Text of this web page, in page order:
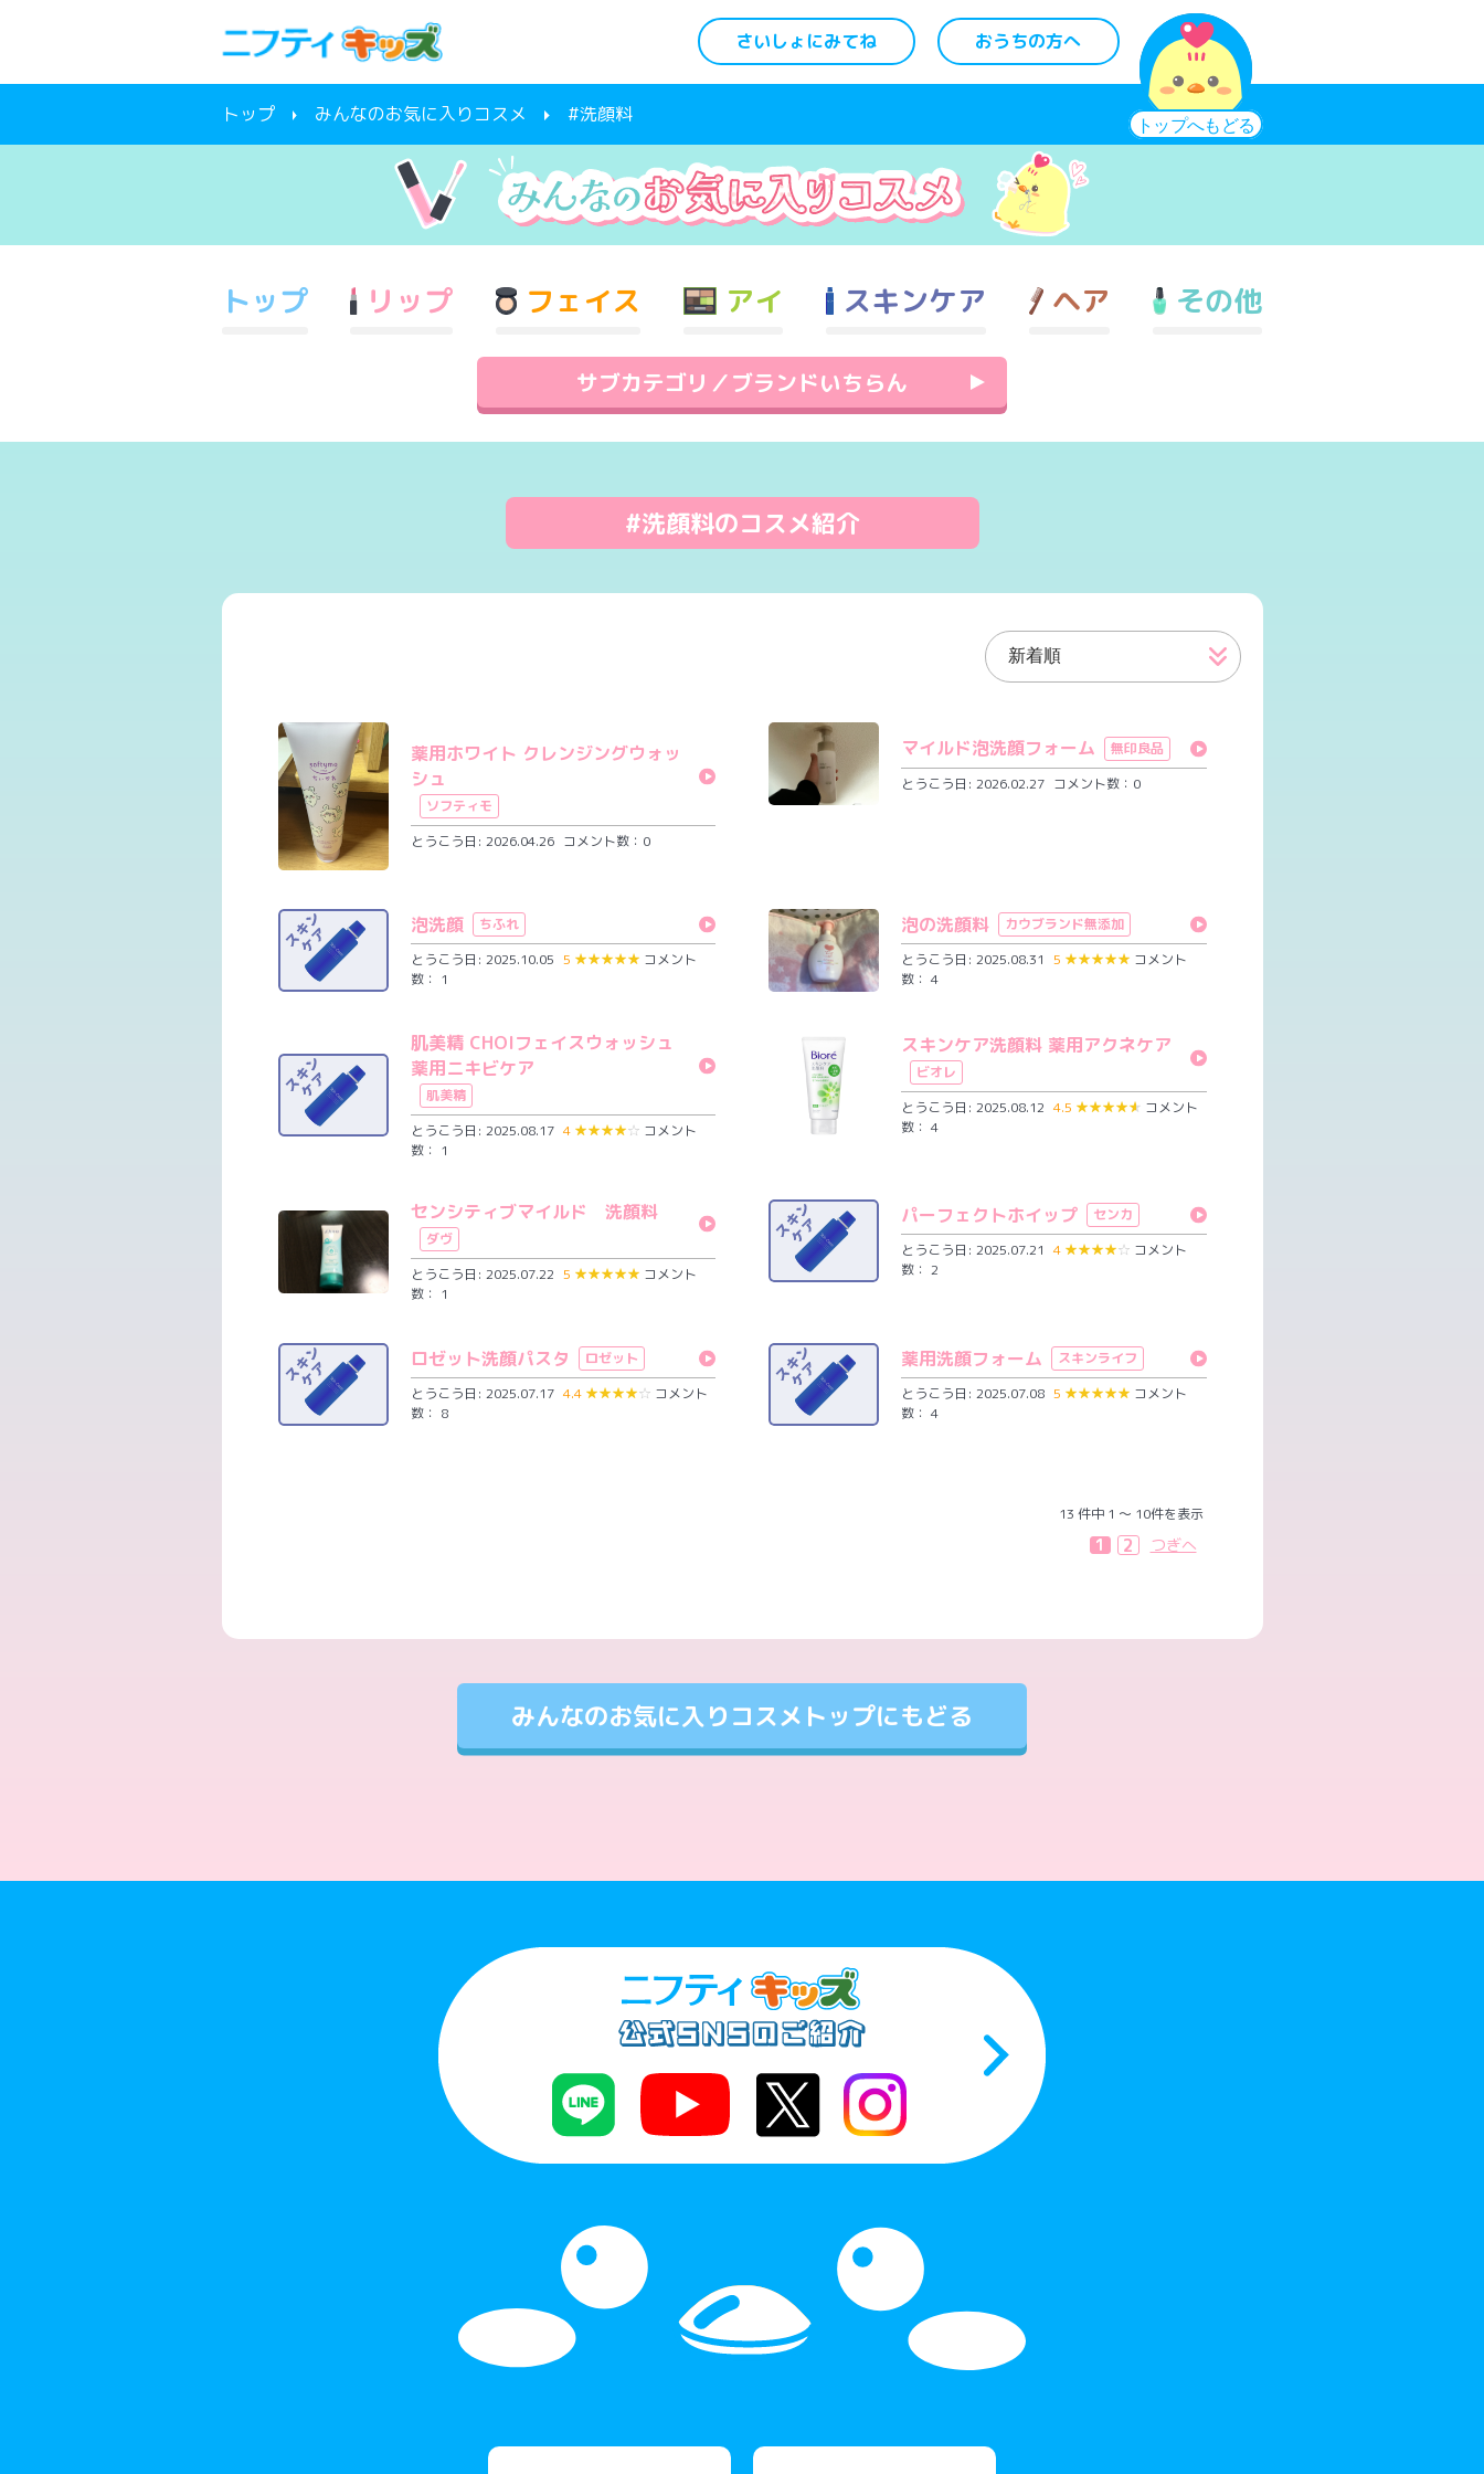
さいしょにみてね おうちの方へ
トップ みんなのお気に入りコスメ #洗顔料
トップ リップ フェイス アイ スキンケア ヘア その他
サブカテゴリ／ブランドいちらん
#洗顔料のコスメ紹介
薬用ホワイト クレンジングウォッ
シュ
ソフティモ
とうこう日: 2026.04.26 コメント数：0
マイルド泡洗顔フォーム
無印良品
とうこう日: 2026.02.27 コメント数：0
泡洗顔
ちふれ
とうこう日: 2025.10.05 5 ★★★★★ コメント
数： 1
泡の洗顔料
カウブランド無添加
とうこう日: 2025.08.31 5 ★★★★★ コメント
数： 4
肌美精 CHOIフェイスウォッシュ
薬用ニキビケア
肌美精
とうこう日: 2025.08.17 4 ★★★★☆ コメント
数： 1
スキンケア洗顔料 薬用アクネケア
ビオレ
とうこう日: 2025.08.12 4.5 ★★★★★ コメント
数： 4
センシティブマイルド 洗顔料
ダヴ
とうこう日: 2025.07.22 5 ★★★★★ コメント
数： 1
パーフェクトホイップ
センカ
とうこう日: 2025.07.21 4 ★★★★☆ コメント
数： 2
ロゼット洗顔パスタ
ロゼット
とうこう日: 2025.07.17 4.4 ★★★★☆ コメント
数： 8
薬用洗顔フォーム
スキンライフ
とうこう日: 2025.07.08 5 ★★★★★ コメント
数： 4
13 件中 1 ～ 10件を表示
1 2 つぎへ
みんなのお気に入りコスメトップにもどる